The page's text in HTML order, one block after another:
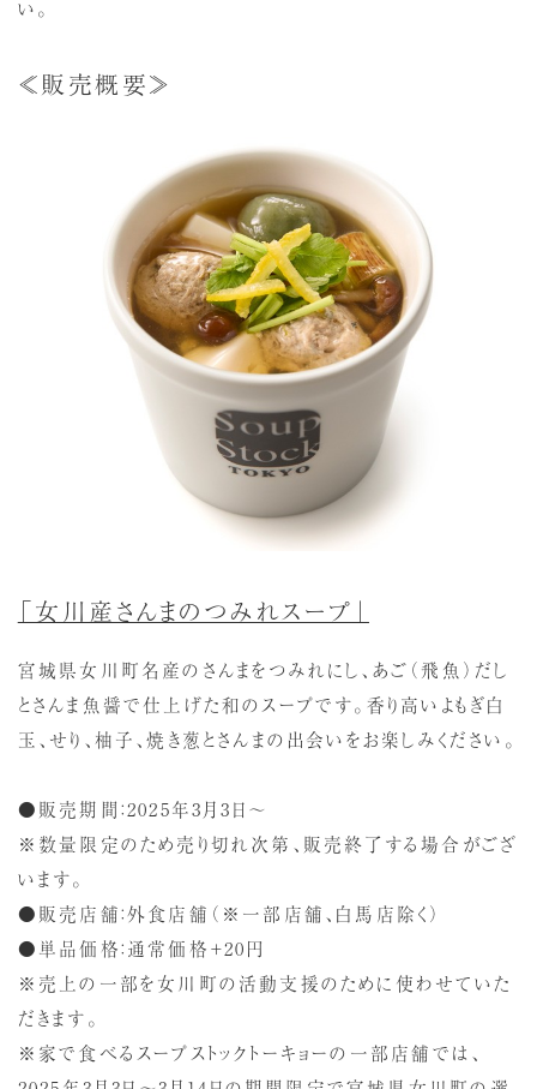
い。
≪販売概要≫
「女川産さんまのつみれスープ」
宮城県女川町名産のさんまをつみれにし、あご（飛魚）だし
とさんま魚醤で仕上げた和のスープです。香り高いよもぎ白
玉、せり、柚子、焼き葱とさんまの出会いをお楽しみください。
●販売期間：2025年3月3日～
※数量限定のため売り切れ次第、販売終了する場合がござ
います。
●販売店舗：外食店舗（※一部店舗、白馬店除く）
●単品価格：通常価格＋20円
※売上の一部を女川町の活動支援のために使わせていた
だきます。
※家で食べるスープストックトーキョーの一部店舗では、